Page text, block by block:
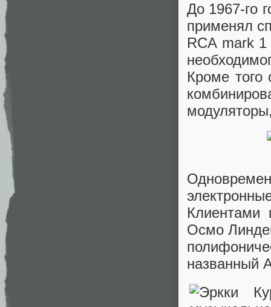
До 1967-го
применял
RCA mark
Кроме того
Клиентами
Осмо
названный